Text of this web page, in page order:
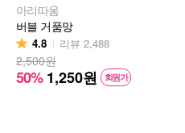
아리따움
버블 거품망
4.8 리뷰 2,488
2,500원
50% 1,250원 회원가